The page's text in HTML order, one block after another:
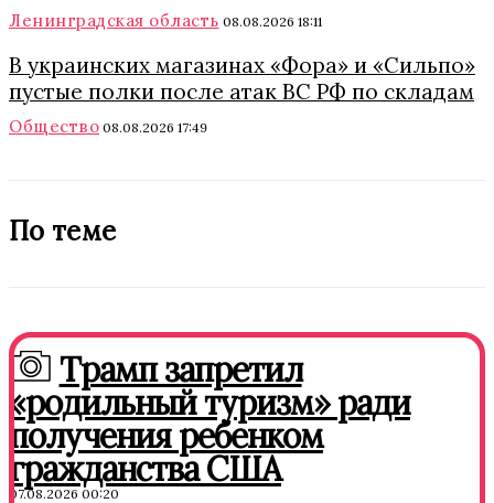
Ленинградская область 08.08.2026 18:11
В украинских магазинах «Фора» и «Сильпо»
пустые полки после атак ВС РФ по складам
Общество 08.08.2026 17:49
По теме
Трамп запретил
«родильный туризм» ради
получения ребенком
гражданства США
07.08.2026 00:20